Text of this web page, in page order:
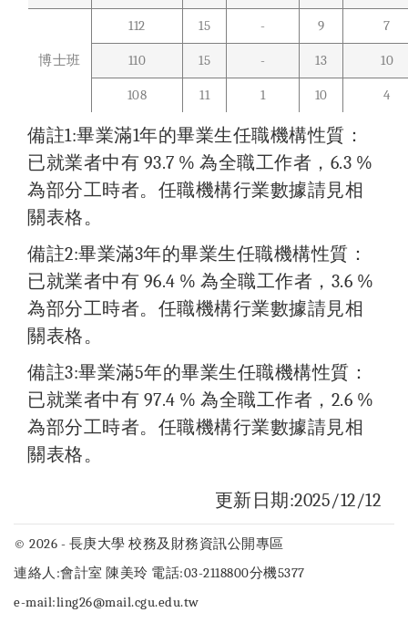
博士班
112 15 - 9 7
110 15 - 13 10
108 11 1 10 4
備註1:畢業滿1年的畢業生任職機構性質：
已就業者中有 93.7 % 為全職工作者，6.3 %
為部分工時者。任職機構行業數據請見相
關表格。
備註2:畢業滿3年的畢業生任職機構性質：
已就業者中有 96.4 % 為全職工作者，3.6 %
為部分工時者。任職機構行業數據請見相
關表格。
備註3:畢業滿5年的畢業生任職機構性質：
已就業者中有 97.4 % 為全職工作者，2.6 %
為部分工時者。任職機構行業數據請見相
關表格。
更新日期:2025/12/12
© 2026 - 長庚大學 校務及財務資訊公開專區
連絡人:會計室 陳美玲 電話:03-2118800分機5377
e-mail:ling26@mail.cgu.edu.tw